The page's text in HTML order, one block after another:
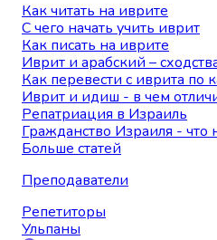
Как читать на иврите
С чего начать учить иврит
Как писать на иврите
Иврит и арабский –
Как перевести с иврита по
Иврит и идиш - в чем
Репатриация в Израиль
Гражданство Израиля - что
Больше статей
Преподаватели
Репетиторы
Ульпаны